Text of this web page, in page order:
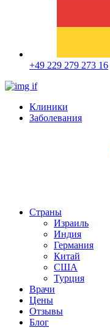
+49 229 279 273 16
Клиники
Заболевания
Страны
Израиль
Индия
Германия
Китай
США
Турция
Врачи
Цены
Отзывы
Блог